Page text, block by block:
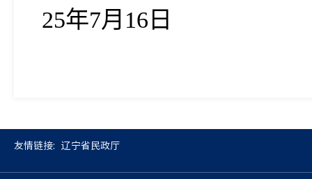
25年7月16日
友情链接: 辽宁省民政厅